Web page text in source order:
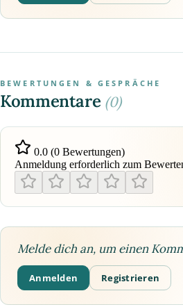
BEWERTUNGEN & GESPRÄCHE
Kommentare (0)
0.0 (0 Bewertungen)
Anmeldung erforderlich zum
Melde dich an, um einen
Anmelden Registrieren